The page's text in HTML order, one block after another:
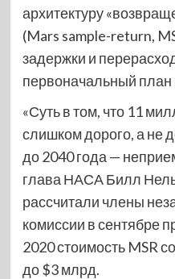
архитектуру
(Mars sample-return,
задержки и
первоначальный
«Суть в том, что 11
слишком дорого, а не
до 2040 года —
глава НАСА Билл
рассчитали члены
комиссии в сентябре
2020 стоимость MSR
до $3 млрд.